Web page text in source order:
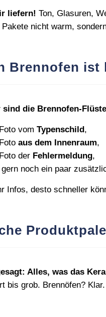
liefern! Ton, Glasuren,
Pakete nicht warm,
Brennofen ist
sind die
vom Typenschild,
aus dem Innenraum,
der Fehlermeldung,
gern noch ein paar
Infos, desto schneller
Alles, was das
bis grob. Brennöfen?